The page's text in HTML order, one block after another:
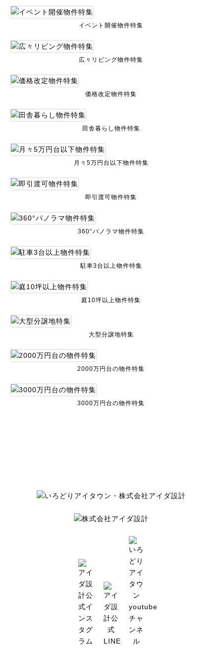
イベント開催物件特集
広々リビング物件特集
価格改定物件特集
田舎暮らし物件特集
月々5万円台以下物件特集
即引渡可物件特集
360°パノラマ物件特集
駐車3台以上物件特集
庭10坪以上物件特集
大型分譲地特集
2000万円台の物件特集
3000万円台の物件特集